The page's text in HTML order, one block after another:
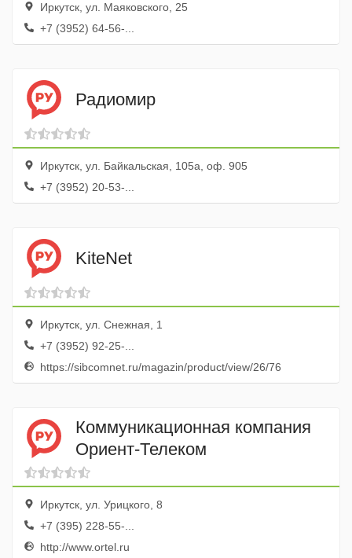
Иркутск, ул. Маяковского, 25
+7 (3952) 64-56-...
Радиомир
Иркутск, ул. Байкальская, 105а, оф. 905
+7 (3952) 20-53-...
KiteNet
Иркутск, ул. Снежная, 1
+7 (3952) 92-25-...
https://sibcomnet.ru/magazin/product/view/26/76
Коммуникационная компания
Ориент-Телеком
Иркутск, ул. Урицкого, 8
+7 (395) 228-55-...
http://www.ortel.ru